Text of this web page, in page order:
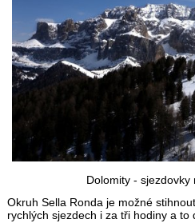
Dolomity - sjezdovky
Okruh Sella Ronda je možné
rychlých sjezdech i za tři hodiny a